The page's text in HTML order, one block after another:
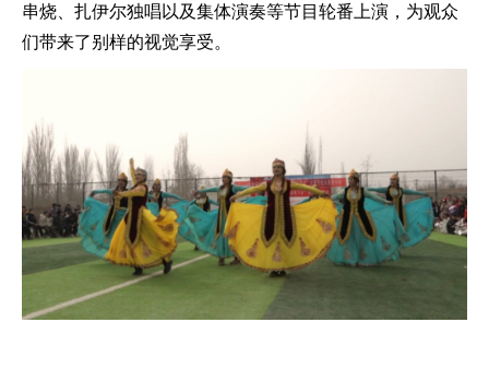
串烧、扎伊尔独唱以及集体演奏等节目轮番上演，为观众
们带来了别样的视觉享受。